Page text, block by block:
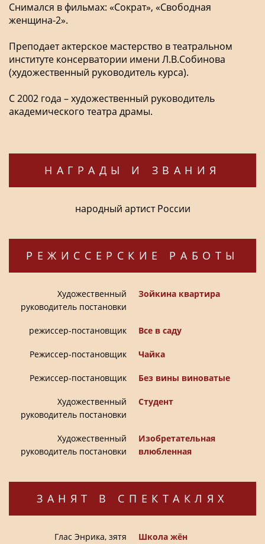
Снимался в фильмах: «Сократ», «Свободная
женщина-2».
Преподает актерское мастерство в театральном
институте консерватории имени Л.В.Собинова
(художественный руководитель курса).
С 2002 года – художественный руководитель
академического театра драмы.
НАГРАДЫ И ЗВАНИЯ
народный артист России
РЕЖИССЕРСКИЕ РАБОТЫ
Художественный
руководитель постановки
Зойкина квартира
режиссер-постановщик Все в саду
Режиссер-постановщик Чайка
Режиссер-постановщик Без вины виноватые
Художественный
руководитель постановки
Студент
Художественный
руководитель постановки
Изобретательная
влюбленная
ЗАНЯТ В СПЕКТАКЛЯХ
Глас Энрика, зятя Школа жён